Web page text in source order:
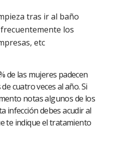
tras ir al baño
los
etc
de las mujeres padecen
cuatro veces al año. Si
notas algunos de los
infección debes acudir al
te indique el tratamiento